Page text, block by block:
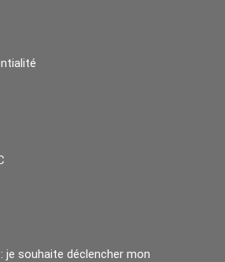
je souhaite déclencher mon